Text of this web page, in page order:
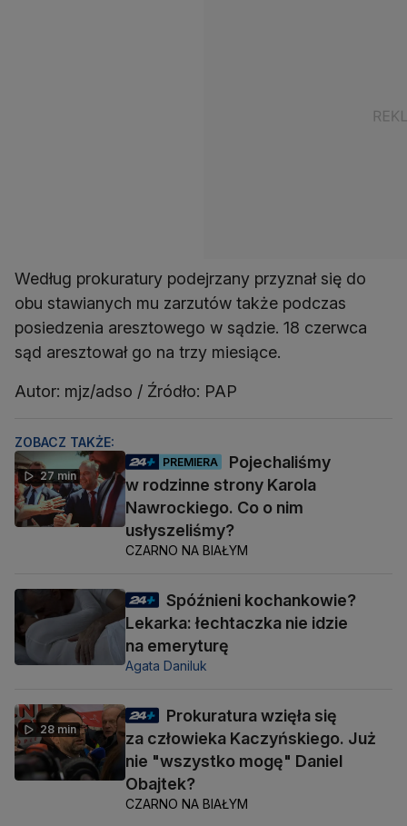
Według prokuratury podejrzany przyznał się do
obu stawianych mu zarzutów także podczas
posiedzenia aresztowego w sądzie. 18 czerwca
sąd aresztował go na trzy miesiące.
Autor: mjz/adso / Źródło: PAP
ZOBACZ TAKŻE:
27 min
PREMIERA
Pojechaliśmy
w rodzinne strony Karola
Nawrockiego. Co o nim
usłyszeliśmy?
CZARNO NA BIAŁYM
Spóźnieni kochankowie?
Lekarka: łechtaczka nie idzie
na emeryturę
Agata Daniluk
28 min
Prokuratura wzięła się
za człowieka Kaczyńskiego. Już
nie "wszystko mogę" Daniel
Obajtek?
CZARNO NA BIAŁYM